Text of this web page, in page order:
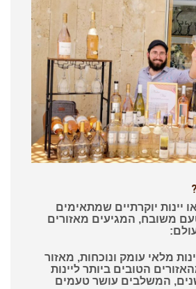
יינות יוקרתיים שמתאימים
משובח, המגיעים מאזורים
מלאי עומק ונוכחות, מאזור
הטובים ביותר ליינות
המשלבים עושר טעמים